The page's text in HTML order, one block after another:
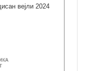
вејли 2024